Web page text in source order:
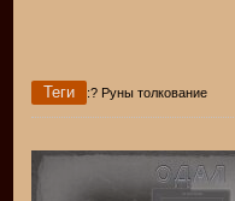
Теги :? Руны толкование